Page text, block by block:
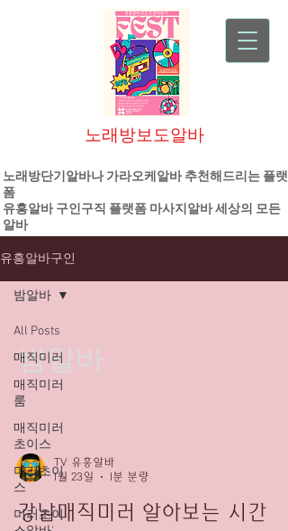
노래방보도알바
노래방단기알바나 가라오케알바 추천해드리는 플랫
폼
유흥알바구인구직 플랫폼 마사지알바세상의 모든
알바
유흥알바구인
All Posts
매직미러
매직미러
룸
매직미러
초이스
미러초이
스
미러초이
밤알바
밤알바
TV 유흥알바
1월 23일
1분 분량
강남매직미러 알아보는 시간